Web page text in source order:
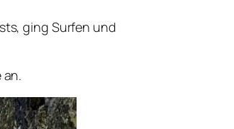
ging Surfen und